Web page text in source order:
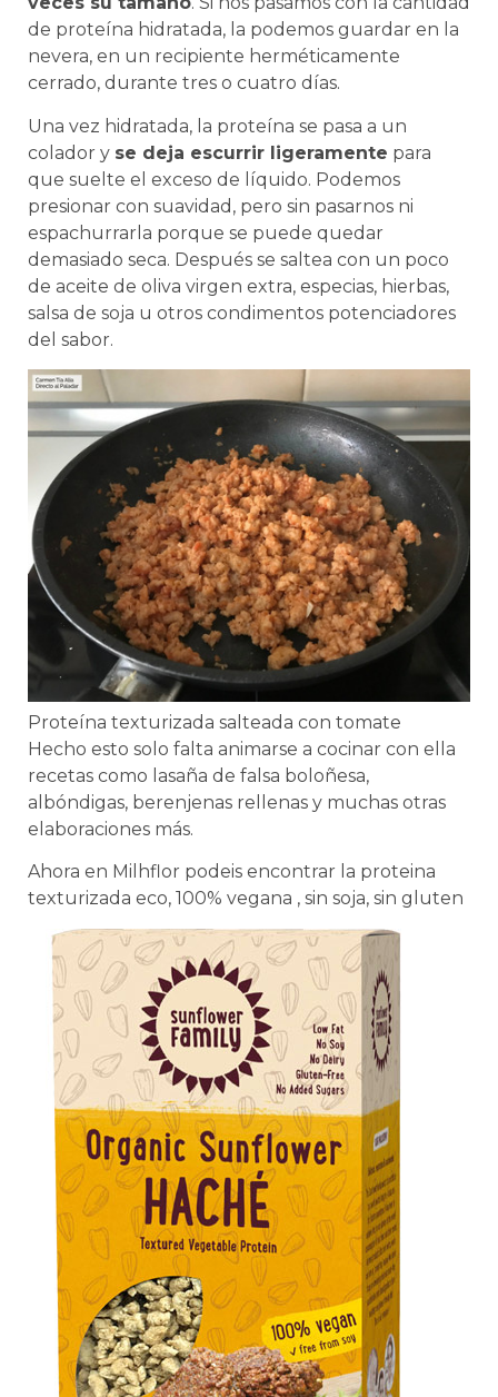
de proteína hidratada, la podemos guardar en la
nevera, en un recipiente herméticamente
cerrado, durante tres o cuatro días.
Una vez hidratada, la proteína se pasa a un
colador y se deja escurrir ligeramente para
que suelte el exceso de líquido. Podemos
presionar con suavidad, pero sin pasarnos ni
espachurrarla porque se puede quedar
demasiado seca. Después se saltea con un poco
de aceite de oliva virgen extra, especias, hierbas,
salsa de soja u otros condimentos potenciadores
del sabor.
Proteína texturizada salteada con tomate
Hecho esto solo falta animarse a cocinar con ella
recetas como lasaña de falsa boloñesa,
albóndigas, berenjenas rellenas y muchas otras
elaboraciones más.
Ahora en Milhflor podeis encontrar la proteina
texturizada eco, 100% vegana , sin soja, sin gluten